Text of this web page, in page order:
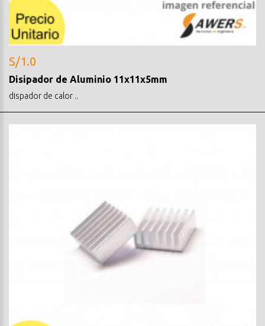
S/1.0
Disipador de Aluminio 11x11x5mm
dispador de calor ..